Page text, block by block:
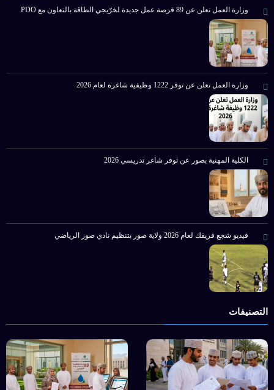
وزارة العمل تعلن عن 89 فرصة عمل جديدة لخرّيجي الطاقة بالتعاون مع PDO
وزارة العمل تعلن عن توفر 1222 وظيفية شاغرة لعام 2026
الكلية المهنية بصور عن توفر شاغر تدريسي 2026
فيديو شجع فريقك لعام 2026 ولاية صور بتنظيم نادي صور الرياضي
التصنيفات